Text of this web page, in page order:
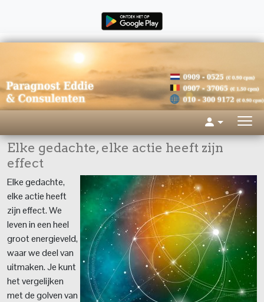
Elke gedachte, elke actie heeft zijn
effect
Elke gedachte,
elke actie heeft
zijn effect. We
leven in een heel
groot energieveld,
waar we deel van
uitmaken. Je kunt
het vergelijken
met de golven van